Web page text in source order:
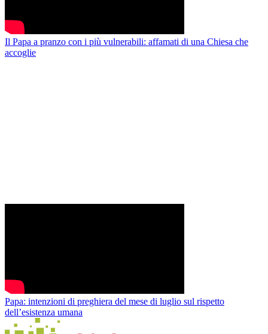
Il Papa a pranzo con i più vulnerabili: affamati di una Chiesa che
accoglie
Papa: intenzioni di preghiera del mese di luglio sul rispetto
dell’esistenza umana